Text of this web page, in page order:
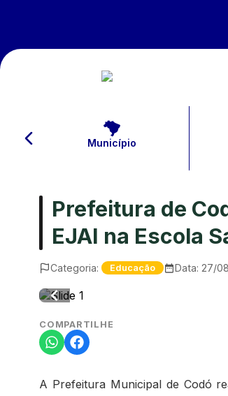
Município
Prefeitura de
EJAI na Escola
Categoria: Educação Data: 27/
COMPARTILHE
A Prefeitura Municipal de Codó